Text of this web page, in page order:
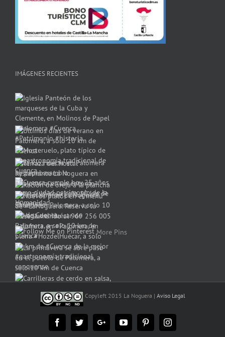
IMÁGENES RECIENTES
More Pins
Copyleft 2015 La Noguera | Aviso Legal
FacebookTwitterGoogle+YouTubePinterestInstagram